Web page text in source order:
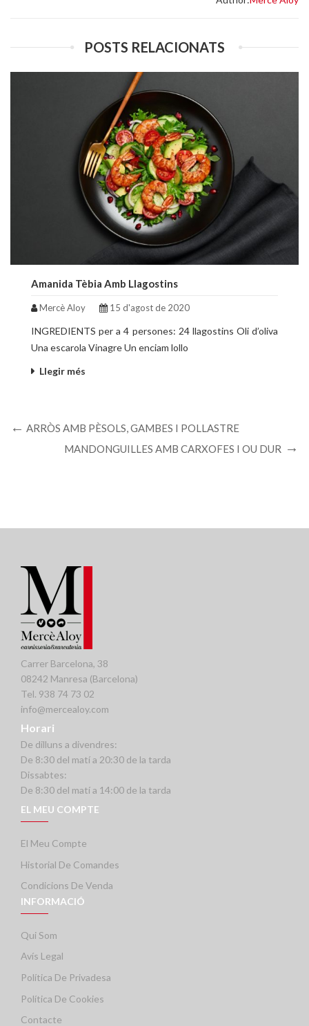
POSTS RELACIONATS
Amanida Tèbia Amb Llagostins
Mercè Aloy 15 d'agost de 2020
INGREDIENTS per a 4 persones: 24 llagostins Oli d’oliva
Una escarola Vinagre Un enciam lollo
Llegir més
ARRÒS AMB PÈSOLS, GAMBES I POLLASTRE
MANDONGUILLES AMB CARXOFES I OU DUR
Carrer Barcelona, 38
08242 Manresa (Barcelona)
Tel. 938 74 73 02
info@mercealoy.com
Horari
De dilluns a divendres:
De 8:30 del matí a 20:30 de la tarda
Dissabtes:
De 8:30 del matí a 14:00 de la tarda
EL MEU COMPTE
El Meu Compte
Historial De Comandes
Condicions De Venda
INFORMACIÓ
Qui Som
Avís Legal
Política De Privadesa
Política De Cookies
Contacte